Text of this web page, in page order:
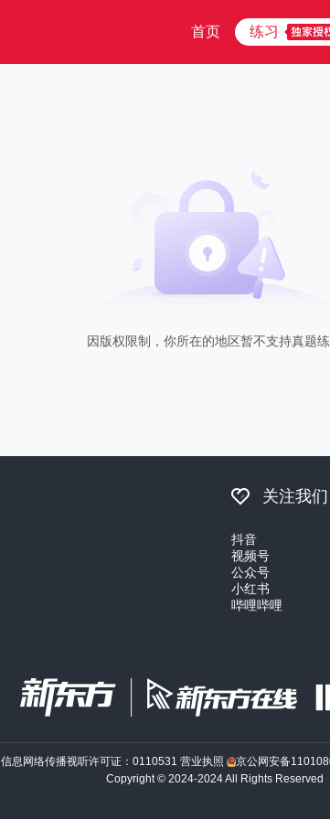
首页 练习
因版权限制，你所在的地区暂不支持真题
关注我们
抖音
视频号
公众号
小红书
哔哩哔哩
信息网络传播视听许可证：0110531 营业执照 京公网安备
Copyright © 2024-2024 All Rights Reserved